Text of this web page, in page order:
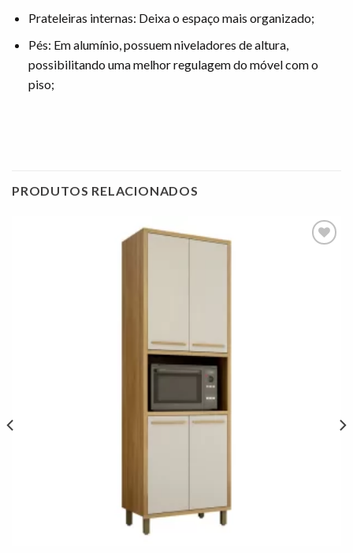
Prateleiras internas: Deixa o espaço mais organizado;
Pés: Em alumínio, possuem niveladores de altura,
possibilitando uma melhor regulagem do móvel com o
piso;
PRODUTOS RELACIONADOS